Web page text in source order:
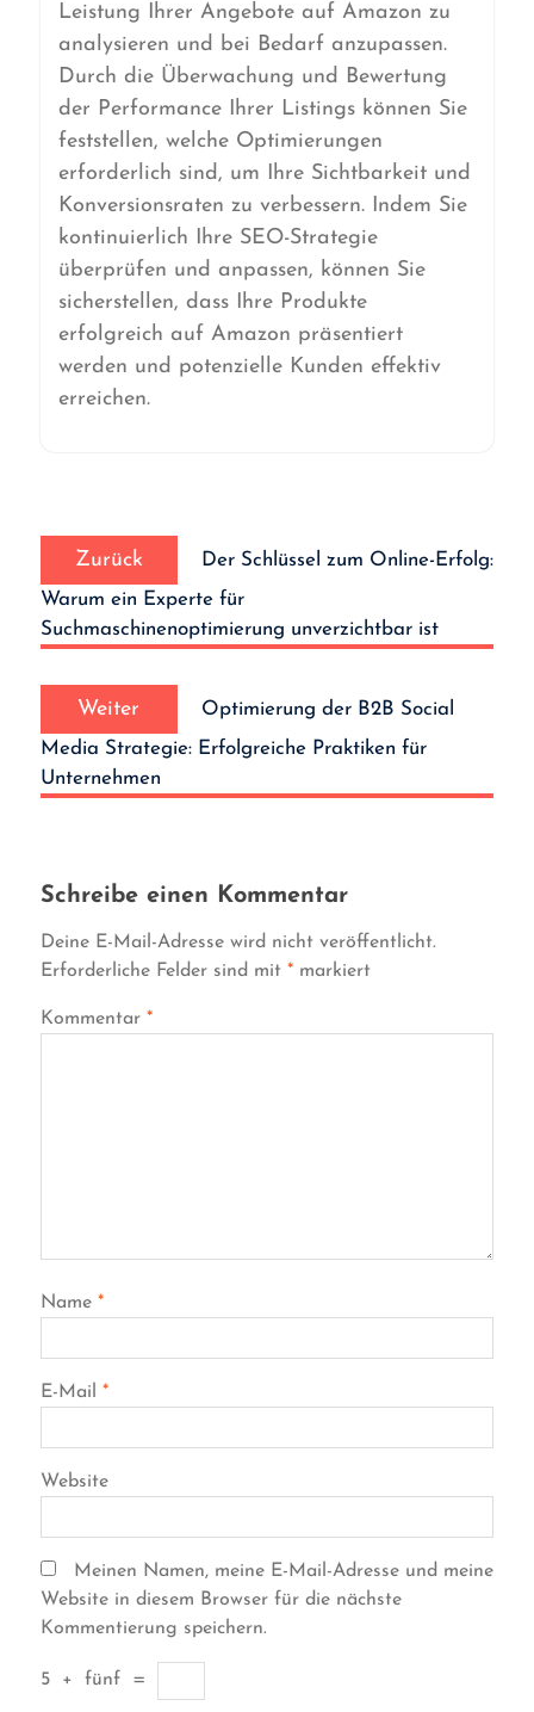
Leistung Ihrer Angebote auf Amazon zu
analysieren und bei Bedarf anzupassen.
Durch die Überwachung und Bewertung
der Performance Ihrer Listings können Sie
feststellen, welche Optimierungen
erforderlich sind, um Ihre Sichtbarkeit und
Konversionsraten zu verbessern. Indem Sie
kontinuierlich Ihre SEO-Strategie
überprüfen und anpassen, können Sie
sicherstellen, dass Ihre Produkte
erfolgreich auf Amazon präsentiert
werden und potenzielle Kunden effektiv
erreichen.
Navigation
Zurück
Vorheriger
Der Schlüssel zum Online-Erfolg:
Warum ein Experte für
Suchmaschinenoptimierung unverzichtbar ist
Weiter
Nächster
Beitrag:
Optimierung der B2B Social
Media Strategie: Erfolgreiche Praktiken für
Unternehmen
Schreibe einen Kommentar
Deine E-Mail-Adresse wird nicht veröffentlicht.
Erforderliche Felder sind mit *markiert
Kommentar *
Name *
E-Mail *
Website
Meinen Namen, meine E-Mail-Adresse und meine
Website in diesem Browser für die nächste
Kommentierung speichern.
5 + fünf =